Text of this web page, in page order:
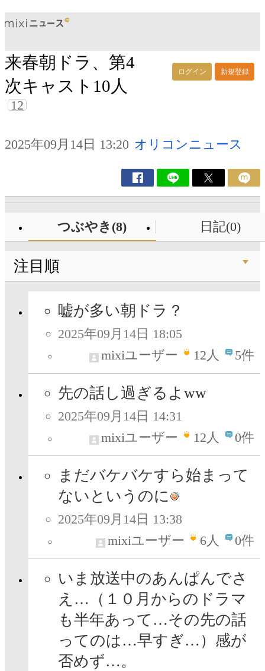
ログイン 新規登録
来春朝ドラ、第4
次キャスト10人
12
2025年09月14日 13:20 オリコンニュース
つぶやき(8) 日記(0)
注目順
嘘が多い朝ドラ？
2025年09月14日 18:05
mixiユーザー
12人 5件
先の話し過ぎるよww
2025年09月14日 14:31
mixiユーザー
12人 0件
まだバケバケすら始まって
ないというのに
2025年09月14日 13:38
mixiユーザー
6人 0件
いま放送中のあんぱんでさ
え…（１０月からのドラマ
も半年あって…その先の話
ってのは…早すぎ…）感が
否めず…。